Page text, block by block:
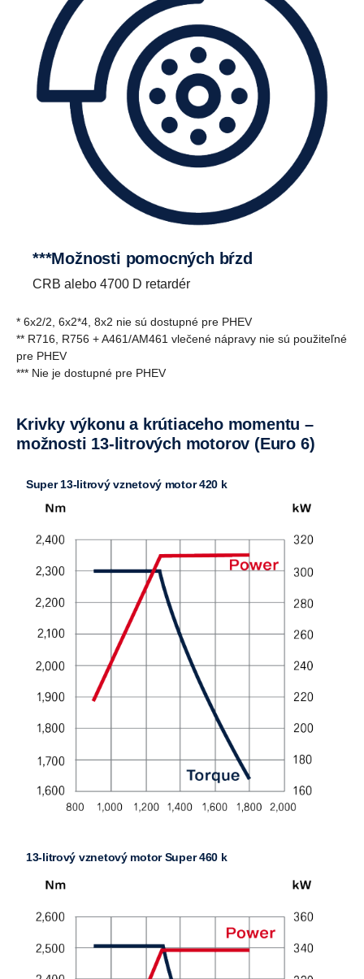
***Možnosti pomocných bŕzd
CRB alebo 4700 D retardér
* 6x2/2, 6x2*4, 8x2 nie sú dostupné pre PHEV
** R716, R756 + A461/AM461 vlečené nápravy nie sú použiteľné
pre PHEV
*** Nie je dostupné pre PHEV
Krivky výkonu a krútiaceho momentu –
možnosti 13-litrových motorov (Euro 6)
Super 13-litrový vznetový motor 420 k
13-litrový vznetový motor Super 460 k